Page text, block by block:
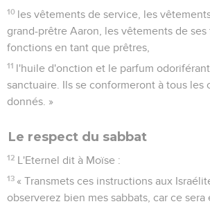
10 les vêtements de service, les
grand-prêtre Aaron, les vêtements de ses
fonctions en tant que prêtres,
11 l'huile d'onction et le parfum
sanctuaire. Ils se conformeront à tous les
donnés. »
Le respect du sabbat
12 L'Eternel dit à Moïse :
13 « Transmets ces instructions aux
observerez bien mes sabbats, car ce sera